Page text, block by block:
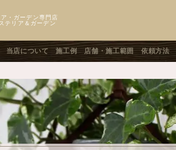
・ガーデン専門店
テリア＆ガーデン
当店について 施工例 店舗・施工範囲 依頼方法